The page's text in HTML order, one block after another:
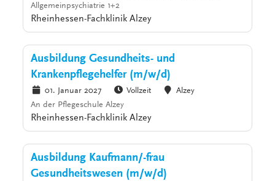
Allgemeinpsychiatrie 1+2
Rheinhessen-Fachklinik Alzey
Ausbildung Gesundheits- und
Krankenpflegehelfer (m/w/d)
01. Januar 2027 Vollzeit
Alzey
An der Pflegeschule Alzey
Rheinhessen-Fachklinik Alzey
Ausbildung Kaufmann/-frau
Gesundheitswesen (m/w/d)